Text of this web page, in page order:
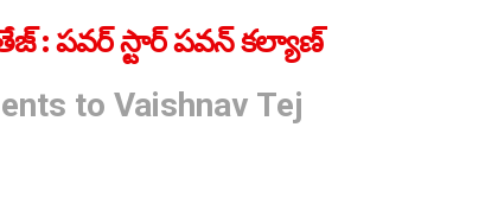
: పవర్ స్టార్ పవన్ కల్యాణ్
to Vaishnav Tej